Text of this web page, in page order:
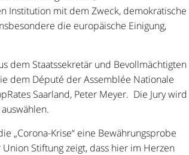
Institution mit dem Zweck, demokratische
die europäische Einigung,
dem Staatssekretär und Bevollmächtigten
dem Député der Assemblée Nationale
Saarland, Peter Meyer. Die Jury wird
„Corona-Krise“ eine Bewährungsprobe
Stiftung zeigt, dass hier im Herzen